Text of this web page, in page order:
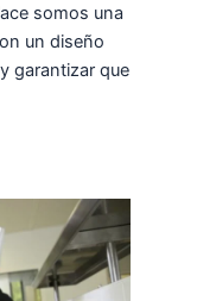
somos una
un diseño
garantizar que